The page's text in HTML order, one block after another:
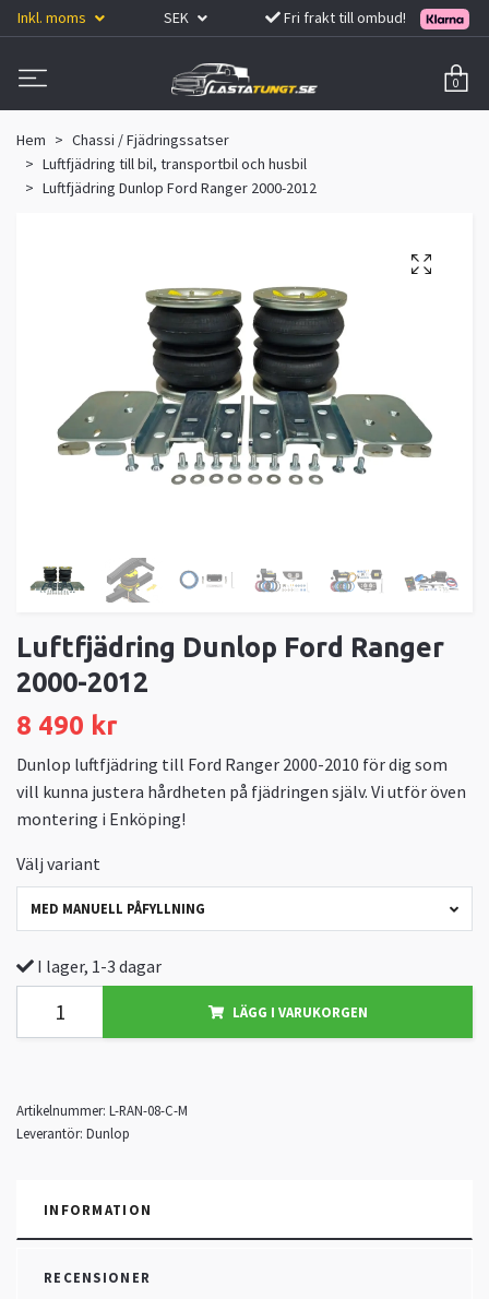
Inkl. moms SEK Fri frakt till ombud!
0
Hem
Chassi / Fjädringssatser
Luftfjädring till bil, transportbil och husbil
Luftfjädring Dunlop Ford Ranger 2000-2012
Luftfjädring Dunlop Ford Ranger
2000-2012
8 490 kr
Dunlop luftfjädring till Ford Ranger 2000-2010 för dig som
vill kunna justera hårdheten på fjädringen själv. Vi utför öven
montering i Enköping!
Välj variant
MED MANUELL PÅFYLLNING
I lager, 1-3 dagar
LÄGG I VARUKORGEN
Artikelnummer: L-RAN-08-C-M
Leverantör: Dunlop
INFORMATION
RECENSIONER